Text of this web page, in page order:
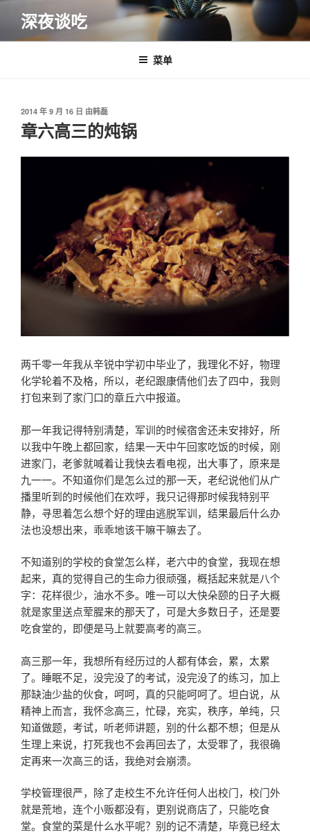
内
深夜谈吃
菜单
发
布
于
2014 年 9 月 16 日 由韩磊
章六高三的炖锅
两千零一年我从辛锐中学初中毕业了，我理化不好，物理
化学轮着不及格，所以，老纪跟康倩他们去了四中，我则
打包来到了家门口的章丘六中报道。
那一年我记得特别清楚，军训的时候宿舍还未安排好，所
以我中午晚上都回家，结果一天中午回家吃饭的时候，刚
进家门，老爹就喊着让我快去看电视，出大事了，原来是
九一一。不知道你们是怎么过的那一天，老纪说他们从广
播里听到的时候他们在欢呼，我只记得那时候我特别平
静，寻思着怎么想个好的理由逃脱军训，结果最后什么办
法也没想出来，乖乖地该干嘛干嘛去了。
不知道别的学校的食堂怎么样，老六中的食堂，我现在想
起来，真的觉得自己的生命力很顽强，概括起来就是八个
字：花样很少，油水不多。唯一可以大快朵颐的日子大概
就是家里送点荤腥来的那天了，可是大多数日子，还是要
吃食堂的，即便是马上就要高考的高三。
高三那一年，我想所有经历过的人都有体会，累，太累
了。睡眠不足，没完没了的考试，没完没了的练习，加上
那缺油少盐的伙食，呵呵，真的只能呵呵了。坦白说，从
精神上而言，我怀念高三，忙碌，充实，秩序，单纯，只
知道做题，考试，听老师讲题，别的什么都不想；但是从
生理上来说，打死我也不会再回去了，太受罪了，我很确
定再来一次高三的话，我绝对会崩溃。
学校管理很严，除了走校生不允许任何人出校门，校门外
就是荒地，连个小贩都没有，更别说商店了，只能吃食
堂。食堂的菜是什么水平呢？别的记不清楚，毕竟已经太